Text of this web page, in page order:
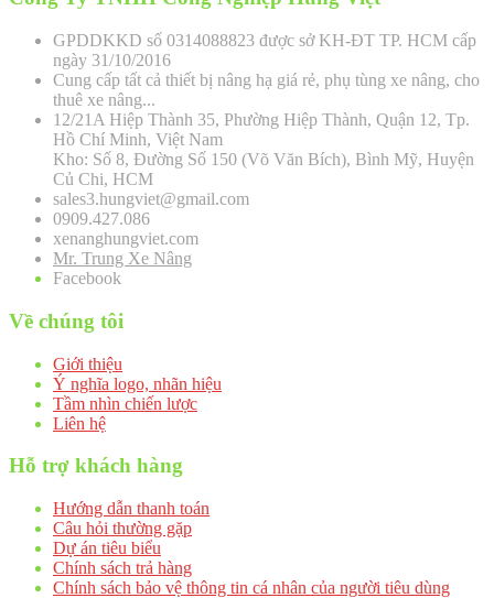
GPDDKKD số 0314088823 được sở KH-ĐT TP. HCM cấp
ngày 31/10/2016
Cung cấp tất cả thiết bị nâng hạ giá rẻ, phụ tùng xe nâng, cho
thuê xe nâng...
12/21A Hiệp Thành 35, Phường Hiệp Thành, Quận 12, Tp.
Hồ Chí Minh, Việt Nam
Kho: Số 8, Đường Số 150 (Võ Văn Bích), Bình Mỹ, Huyện
Củ Chi, HCM
sales3.hungviet@gmail.com
0909.427.086
xenanghungviet.com
Mr. Trung Xe Nâng
Facebook
Về chúng tôi
Giới thiệu
Ý nghĩa logo, nhãn hiệu
Tầm nhìn chiến lược
Liên hệ
Hỗ trợ khách hàng
Hướng dẫn thanh toán
Câu hỏi thường gặp
Dự án tiêu biểu
Chính sách trả hàng
Chính sách bảo vệ thông tin cá nhân của người tiêu dùng